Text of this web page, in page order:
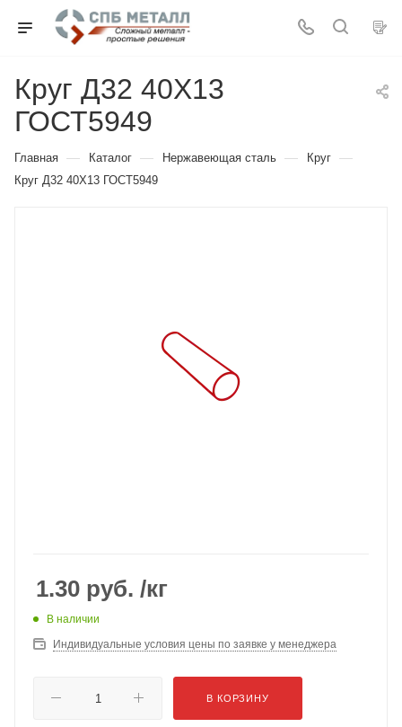
Круг Д32 40Х13
ГОСТ5949
Главная — Каталог — Нержавеющая сталь — Круг —
Круг Д32 40Х13 ГОСТ5949
1.30 руб. /кг
В наличии
Индивидуальные условия цены по заявке у менеджера
В КОРЗИНУ